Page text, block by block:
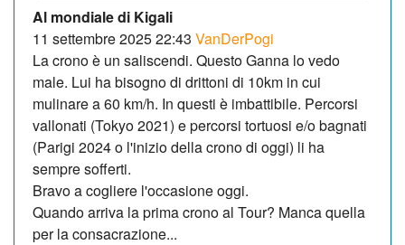
Al mondiale di Kigali
11 settembre 2025 22:43 VanDerPogi
La crono è un saliscendi. Questo Ganna lo vedo
male. Lui ha bisogno di drittoni di 10km in cui
mulinare a 60 km/h. In questi è imbattibile. Percorsi
vallonati (Tokyo 2021) e percorsi tortuosi e/o bagnati
(Parigi 2024 o l'inizio della crono di oggi) li ha
sempre sofferti.
Bravo a cogliere l'occasione oggi.
Quando arriva la prima crono al Tour? Manca quella
per la consacrazione...